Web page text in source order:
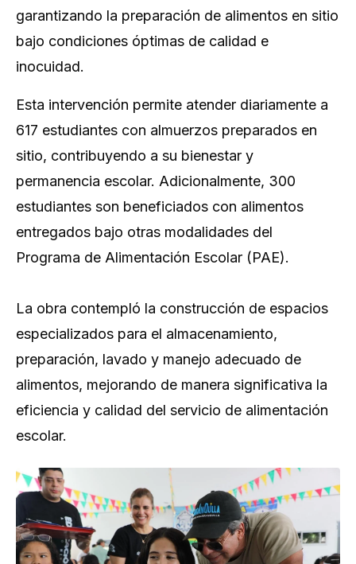
garantizando la preparación de alimentos en sitio
bajo condiciones óptimas de calidad e
inocuidad.
Esta intervención permite atender diariamente a
617 estudiantes con almuerzos preparados en
sitio, contribuyendo a su bienestar y
permanencia escolar. Adicionalmente, 300
estudiantes son beneficiados con alimentos
entregados bajo otras modalidades del
Programa de Alimentación Escolar (PAE).
La obra contempló la construcción de espacios
especializados para el almacenamiento,
preparación, lavado y manejo adecuado de
alimentos, mejorando de manera significativa la
eficiencia y calidad del servicio de alimentación
escolar.